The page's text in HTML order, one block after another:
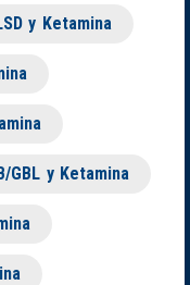
y Ketamina
GBL y Ketamina